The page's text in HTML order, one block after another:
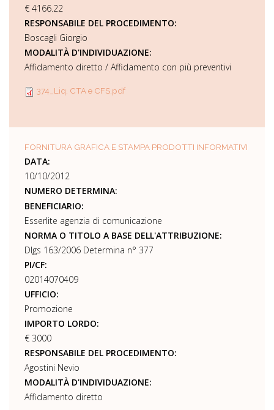
€ 4166.22
RESPONSABILE DEL PROCEDIMENTO:
Boscagli Giorgio
MODALITÀ D'INDIVIDUAZIONE:
Affidamento diretto / Affidamento con più preventivi
374_Liq. CTA e CFS.pdf
FORNITURA GRAFICA E STAMPA PRODOTTI INFORMATIVI
DATA:
10/10/2012
NUMERO DETERMINA:
BENEFICIARIO:
Esserlite agenzia di comunicazione
NORMA O TITOLO A BASE DELL'ATTRIBUZIONE:
Dlgs 163/2006 Determina n° 377
PI/CF:
02014070409
UFFICIO:
Promozione
IMPORTO LORDO:
€ 3000
RESPONSABILE DEL PROCEDIMENTO:
Agostini Nevio
MODALITÀ D'INDIVIDUAZIONE:
Affidamento diretto